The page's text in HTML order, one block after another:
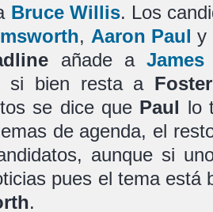
Bruce Willis. Los
, Aaron Paul y
añade a
si bien resta a Foster
se dice que Paul lo
de agenda, el
aunque si
pues el tema
.